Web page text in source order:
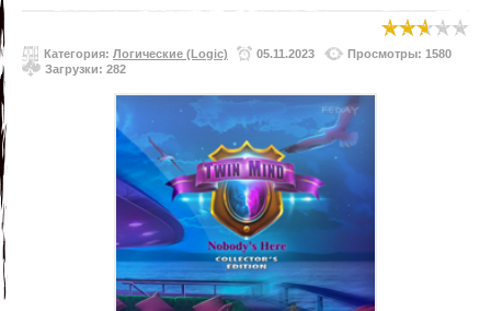
Категория: Логические (Logic) 05.11.2023
Просмотры: 1580
Загрузки: 282